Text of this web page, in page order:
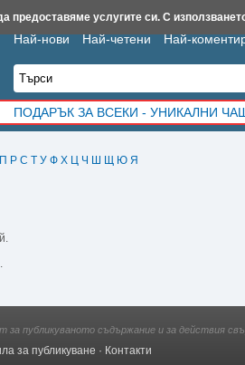
П Р С Т У Ф Х Ц Ч Ш Щ Ю Я
Най-нови Най-четени Най-
ПОДАРЪК ЗА ВСЕКИ - УНИКАЛНИ
Iztochnik.com BauBau.bg NewAge.bg
за публикуваното съдържание и за действия
за публикуване · Контакти
предоставяме услугите си. С